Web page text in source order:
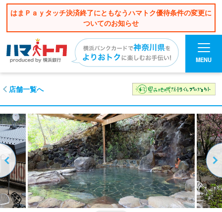
はまＰａｙタッチ決済終了にともなうハマトク優待条件の変更に
ついてのお知らせ
MENU
店舗一覧へ